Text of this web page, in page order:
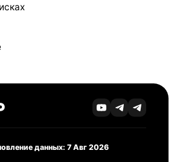
данных: 7 Авг 2026